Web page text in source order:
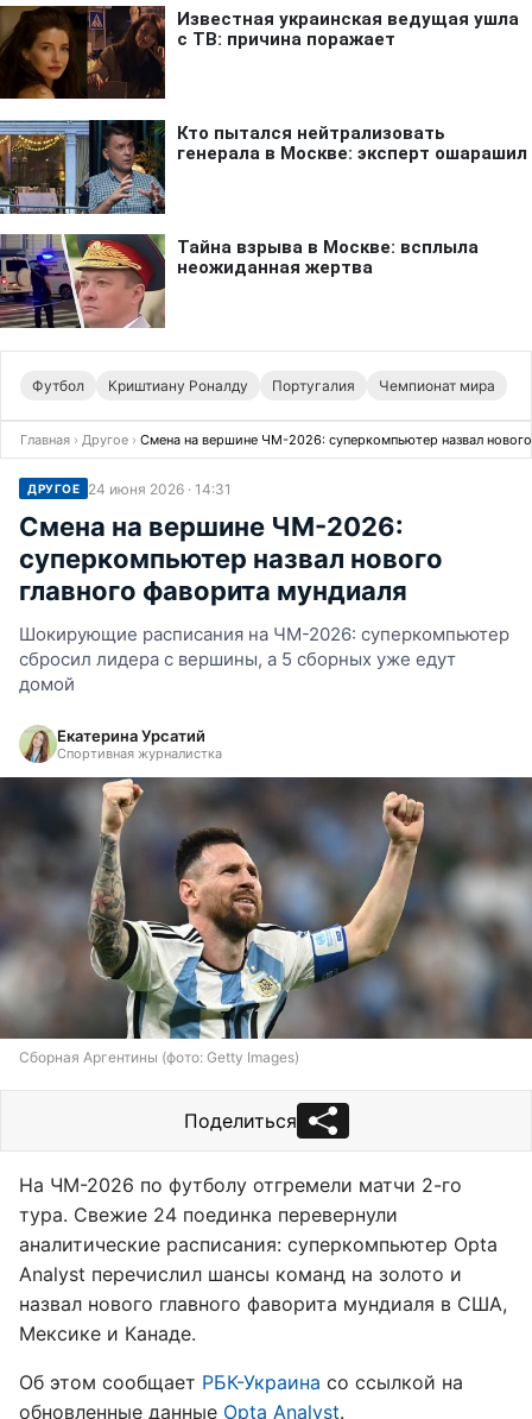
Футбол Криштиану Роналду Португалия Чемпионат мира
Главная › Другое › Смена на вершине ЧМ-2026: суперкомпьютер назвал
ДРУГОЕ 24 июня 2026 · 14:31
Смена на вершине ЧМ-2026:
суперкомпьютер назвал нового
главного фаворита мундиаля
Шокирующие расписания на ЧМ-2026: суперкомпьютер
сбросил лидера с вершины, а 5 сборных уже едут
домой
Екатерина Урсатий
Спортивная журналистка
Сборная Аргентины (фото: Getty Images)
Поделиться
На ЧМ-2026 по футболу отгремели матчи 2-го
тура. Свежие 24 поединка перевернули
аналитические расписания: суперкомпьютер Opta
Analyst перечислил шансы команд на золото и
назвал нового главного фаворита мундиаля в США,
Мексике и Канаде.
Об этом сообщает РБК-Украина со ссылкой на
обновленные данные Opta Analyst.